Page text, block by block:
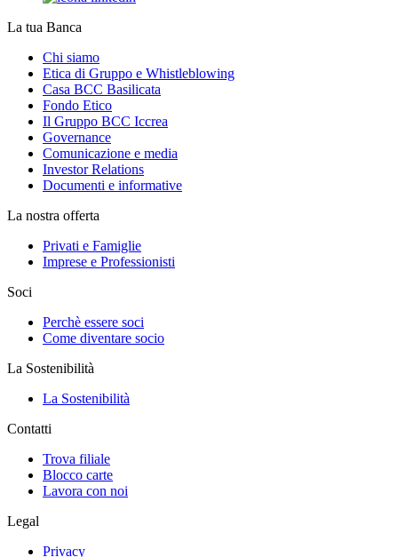
La tua Banca
Chi siamo
Etica di Gruppo e Whistleblowing
Casa BCC Basilicata
Fondo Etico
Il Gruppo BCC Iccrea
Governance
Comunicazione e media
Investor Relations
Documenti e informative
La nostra offerta
Privati e Famiglie
Imprese e Professionisti
Soci
Perchè essere soci
Come diventare socio
La Sostenibilità
La Sostenibilità
Contatti
Trova filiale
Blocco carte
Lavora con noi
Legal
Privacy